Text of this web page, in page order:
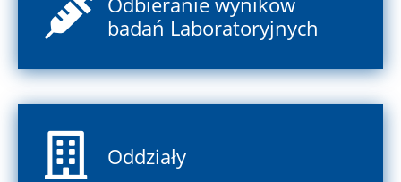
badań Laboratoryjnych
Oddziały